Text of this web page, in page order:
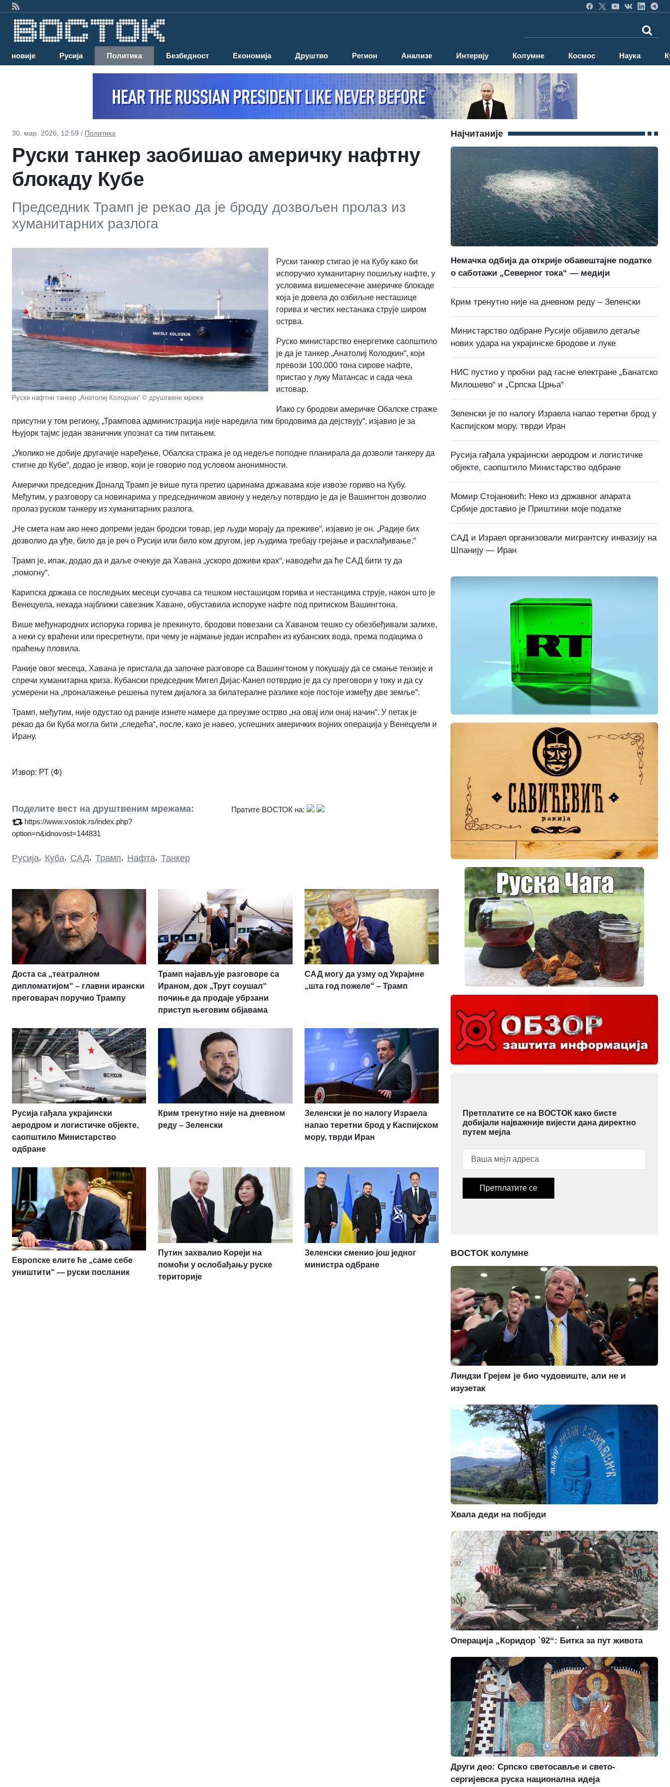
Најновије Русија Политика Безбедност Економија Друштво Регион Анализе Интервју Колумне Космос Наука
30. мар. 2026, 12:59 / Политика
Руски танкер заобишао америчку нафтну
блокаду Кубе
Председник Трамп је рекао да је броду дозвољен пролаз из
хуманитарних разлога
Руски нафтни танкер „Анатолиј Колодкин“ © друштвене мреже
Руски танкер стигао је на Кубу како би
испоручио хуманитарну пошиљку нафте, у
условима вишемесечне америчке блокаде
која је довела до озбиљне несташице
горива и честих нестанака струје широм
острва.
Руско министарство енергетике саопштило
је да је танкер „Анатолиј Колодкин“, који
превози 100.000 тона сирове нафте,
пристао у луку Матансас и сада чека
истовар.
Иако су бродови америчке Обалске страже
присутни у том региону, „Трампова администрација није наредила тим бродовима да дејствују“, изјавио је за
Њујорк тајмс један званичник упознат са тим питањем.
„Уколико не добије другачије наређење, Обалска стража је од недеље поподне планирала да дозволи танкеру да
стигне до Кубе“, додао је извор, који је говорио под условом анонимности.
Амерички председник Доналд Трамп је више пута претио царинама државама које извозе гориво на Кубу.
Међутим, у разговору са новинарима у председничком авиону у недељу потврдио је да је Вашингтон дозволио
пролаз руском танкеру из хуманитарних разлога.
„Не смета нам ако неко допреми један бродски товар, јер људи морају да преживе“, изјавио је он. „Радије бих
дозволио да уђе, било да је реч о Русији или било ком другом, јер људима требају грејање и расхлађивање.“
Трамп је, ипак, додао да и даље очекује да Хавана „ускоро доживи крах“, наводећи да ће САД бити ту да
„помогну“.
Карипска држава се последњих месеци суочава са тешком несташицом горива и нестанцима струје, након што је
Венецуела, некада најближи савезник Хаване, обуставила испоруке нафте под притиском Вашингтона.
Више међународних испорука горива је прекинуто, бродови повезани са Хаваном тешко су обезбеђивали залихе,
а неки су враћени или пресретнути, при чему је најмање један испраћен из кубанских вода, према подацима о
праћењу пловила.
Раније овог месеца, Хавана је пристала да започне разговоре са Вашингтоном у покушају да се смање тензије и
спречи хуманитарна криза. Кубански председник Мигел Дијас-Канел потврдио је да су преговори у току и да су
усмерени на „проналажење решења путем дијалога за билатералне разлике које постоје између две земље“.
Трамп, међутим, није одустао од раније изнете намере да преузме острво „на овај или онај начин“. У петак је
рекао да би Куба могла бити „следећа“, после, како је навео, успешних америчких војних операција у Венецуели и
Ирану.
Извор: РТ (Ф)
Поделите вест на друштвеним мрежама:
https://www.vostok.rs/index.php?
option=n&idnovost=144831
Пратите ВОСТОК на:
Русија, Куба, САД, Трамп, Нафта, Танкер
Доста са „театралном
дипломатијом“ – главни ирански
преговарач поручио Трампу
Трамп најављује разговоре са
Ираном, док „Трут соушал“
почиње да продаје убрзани
приступ његовим објавама
САД могу да узму од Украјине
„шта год пожеле“ – Трамп
Русија гађала украјински
аеродром и логистичке објекте,
саопштило Министарство
одбране
Крим тренутно није на дневном
реду – Зеленски
Зеленски је по налогу Израела
напао теретни брод у Каспијском
мору, тврди Иран
Европске елите ће „саме себе
уништити“ — руски посланик
Путин захвалио Кореји на
помоћи у ослобађању руске
територије
Зеленски сменио још једног
министра одбране
Најчитаније
Немачка одбија да открије обавештајне податке
о саботажи „Северног тока“ — медији
Крим тренутно није на дневном реду – Зеленски
Министарство одбране Русије објавило детаље
нових удара на украјинске бродове и луке
НИС пустио у пробни рад гасне електране „Банатско
Милошево“ и „Српска Црња“
Зеленски је по налогу Израела напао теретни брод у
Каспијском мору, тврди Иран
Русија гађала украјински аеродром и логистичке
објекте, саопштило Министарство одбране
Момир Стојановић: Неко из државног апарата
Србије доставио је Приштини моје податке
САД и Израел организовали мигрантску инвазију на
Шпанију — Иран
Претплатите се на ВОСТОК како бисте
добијали најважније вијести дана директно
путем мејла
Претплатите се
ВОСТОК колумне
Линдзи Грејем је био чудовиште, али не и
изузетак
Хвала деди на побједи
Операција „Коридор `92“: Битка за пут живота
Други део: Српско светосавље и свето-
сергијевска руска национална идеја